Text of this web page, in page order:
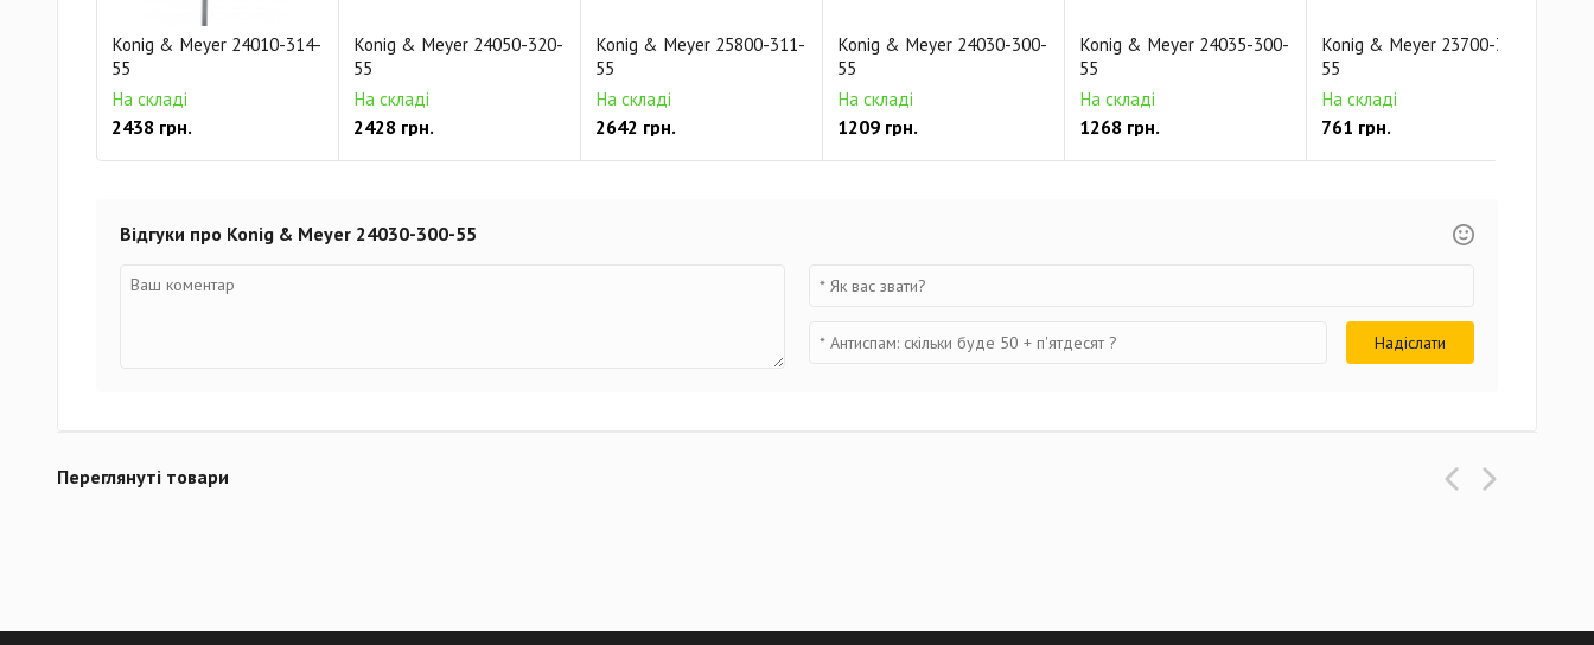
Konig & Meyer 24010-314-
55
На складі
2438 грн.
Konig & Meyer 24050-320-
55
На складі
2428 грн.
Konig & Meyer 25800-311-
55
На складі
2642 грн.
Konig & Meyer 24030-300-
55
На складі
1209 грн.
Konig & Meyer 24035-300-
55
На складі
1268 грн.
Konig & Meyer 23700-300-
55
На складі
761 грн.
Відгуки про Konig & Meyer 24030-300-55
Переглянуті товари